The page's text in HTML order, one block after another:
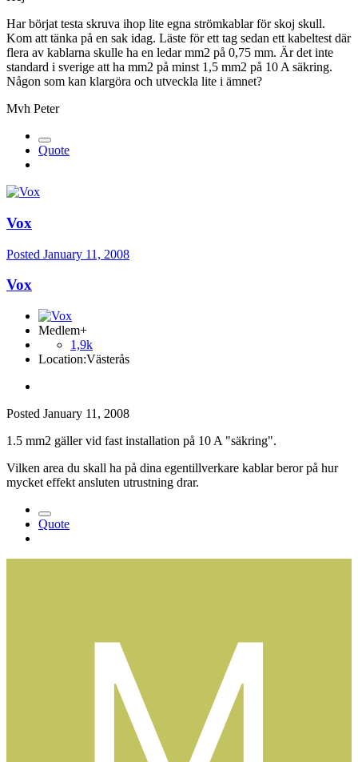
Har börjat testa skruva ihop lite egna strömkablar för skoj skull.
Kom att tänka på en sak idag. Läste för ett tag sedan ett kabeltest där
flera av kablarna skulle ha en ledar mm2 på 0,75 mm. Är det inte
standard i sverige att ha mm2 på minst 1,5 mm2 på 10 A säkring.
Någon som kan klargöra och utveckla lite i ämnet?
Mvh Peter
Quote
Vox
Posted January 11, 2008
Vox
Medlem+
1,9k
Location:Västerås
Posted January 11, 2008
1.5 mm2 gäller vid fast installation på 10 A "säkring".
Vilken area du skall ha på dina egentillverkare kablar beror på hur
mycket effekt ansluten utrustning drar.
Quote